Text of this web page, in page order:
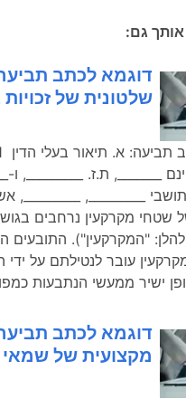
אותך גם:
דוגמא לכתב
שלטונית של
_______, ת.ז. _________, ו-
תושבי _________, _________,
שטחי מקרקעין נרחבים בגוש
(להלן: "המקרקעין"). התובעים
עובר לנטילתם על
ישיר ממעשי הנתבעות
דוגמא לכתב
מקצועית של שמאי